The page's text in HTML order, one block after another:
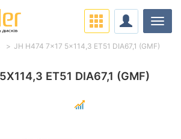
ET51 DIA67,1 (GMF)
JH H474 7x17 5x114,3 ET51 DIA67,1 (GMF)